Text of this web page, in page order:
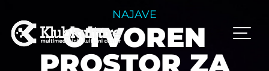
NAJAVE
OTVOREN
PROSTOR ZA